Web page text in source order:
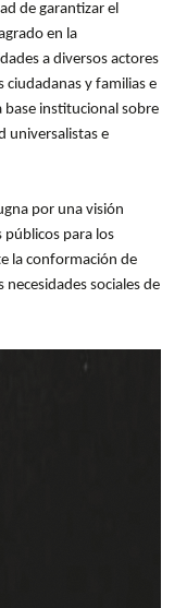
de garantizar el
en la
a diversos actores
ciudadanas y familias e
base institucional sobre
universalistas e
por una visión
públicos para los
la conformación de
necesidades sociales de